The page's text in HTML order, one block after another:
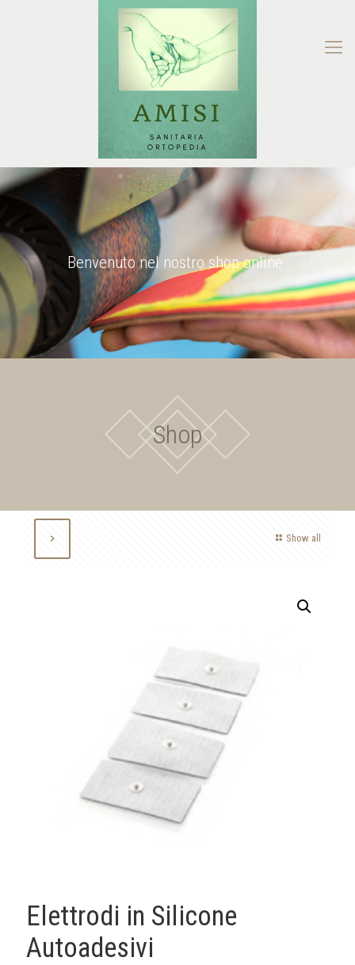
Benvenuto nel nostro shop online
Shop
Show all
Elettrodi in Silicone
Autoadesivi